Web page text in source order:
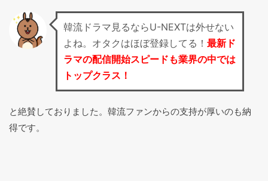
韓流ドラマ見るならU-NEXTは外せない
よね。オタクはほぼ登録してる！ 最新ド
ラマの配信開始スピードも業界の中では
トップクラス！
と絶賛しておりました。韓流ファンからの支持が厚いのも納
得です。